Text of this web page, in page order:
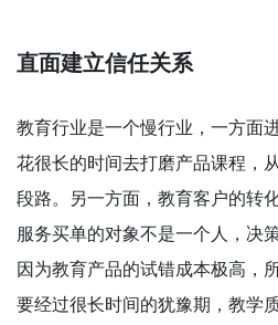
直面建立信任关系
教育行业是一个慢行业，一方面
花很长的时间去打磨产品课程，
段路。另一方面，教育客户的转
服务买单的对象不是一个人，决
因为教育产品的试错成本极高，
要经过很长时间的犹豫期，教学